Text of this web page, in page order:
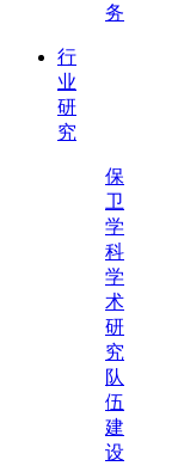
务
行
业
研
究
保
卫
学
科
学
术
研
究
队
伍
建
设